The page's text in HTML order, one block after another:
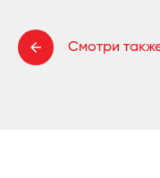
Смотри